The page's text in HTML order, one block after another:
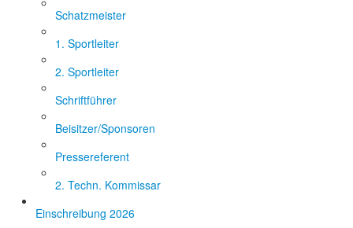
Schatzmeister
1. Sportleiter
2. Sportleiter
Schriftführer
Beisitzer/Sponsoren
Pressereferent
2. Techn. Kommissar
Einschreibung 2026